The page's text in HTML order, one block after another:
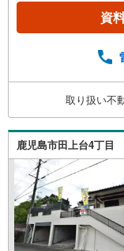
屋ストア
野支店まで
m）・ファ
分（約950m
吉野中学校
頭で住宅ロ
のご相談・
鹿児島中央
資
取り扱い不
鹿児島市田上台4丁目